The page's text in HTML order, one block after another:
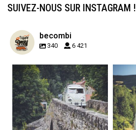
SUIVEZ-NOUS SUR INSTAGRAM !
becombi
340 6 421
becombi